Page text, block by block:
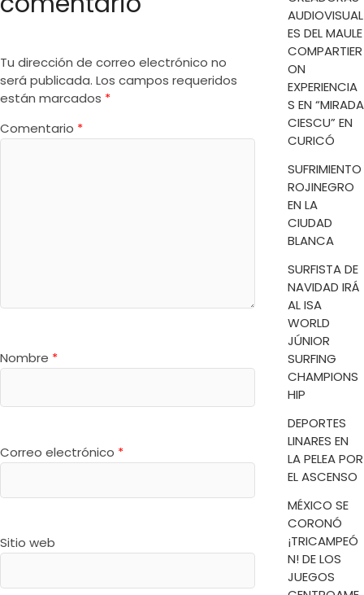
Tu dirección de correo electrónico no
será publicada. Los campos requeridos
están marcados *
Comentario *
Nombre *
Correo electrónico *
Sitio web
AUDIOVISUAL
ES DEL MAULE
COMPARTIER
ON
EXPERIENCIA
S EN “MIRADA
CIESCU” EN
CURICÓ
SUFRIMIENTO
ROJINEGRO
EN LA
CIUDAD
BLANCA
SURFISTA DE
NAVIDAD IRÁ
AL ISA
WORLD
JÚNIOR
SURFING
CHAMPIONS
HIP
DEPORTES
LINARES EN
LA PELEA POR
EL ASCENSO
MÉXICO SE
CORONÓ
¡TRICAMPEÓ
N! DE LOS
JUEGOS